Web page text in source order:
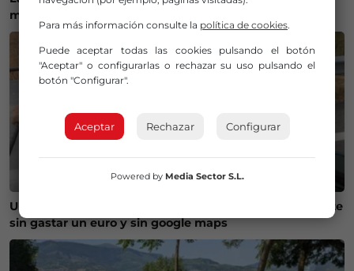
mantienen una alta actividad este verano
Un vasco y un navarro recorren la Península en patinete
sin gastar un euro y sin google maps
Para más información consulte la política de cookies.
Puede aceptar todas las cookies pulsando el botón
"Aceptar" o configurarlas o rechazar su uso pulsando el
botón "Configurar".
Aceptar Rechazar Configurar
Powered by Media Sector S.L.